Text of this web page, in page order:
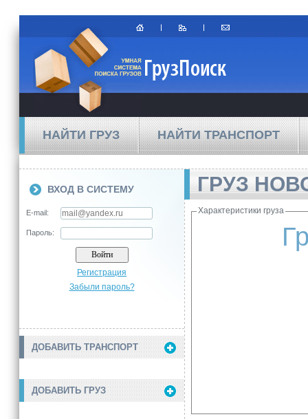
НАЙТИ ГРУЗ НАЙТИ ТРАНСПОРТ
ВХОД В СИСТЕМУ
E-mail:
Пароль:
Регистрация
Забыли пароль?
ДОБАВИТЬ ТРАНСПОРТ
ДОБАВИТЬ ГРУЗ
ГРУЗ
Характеристики груза